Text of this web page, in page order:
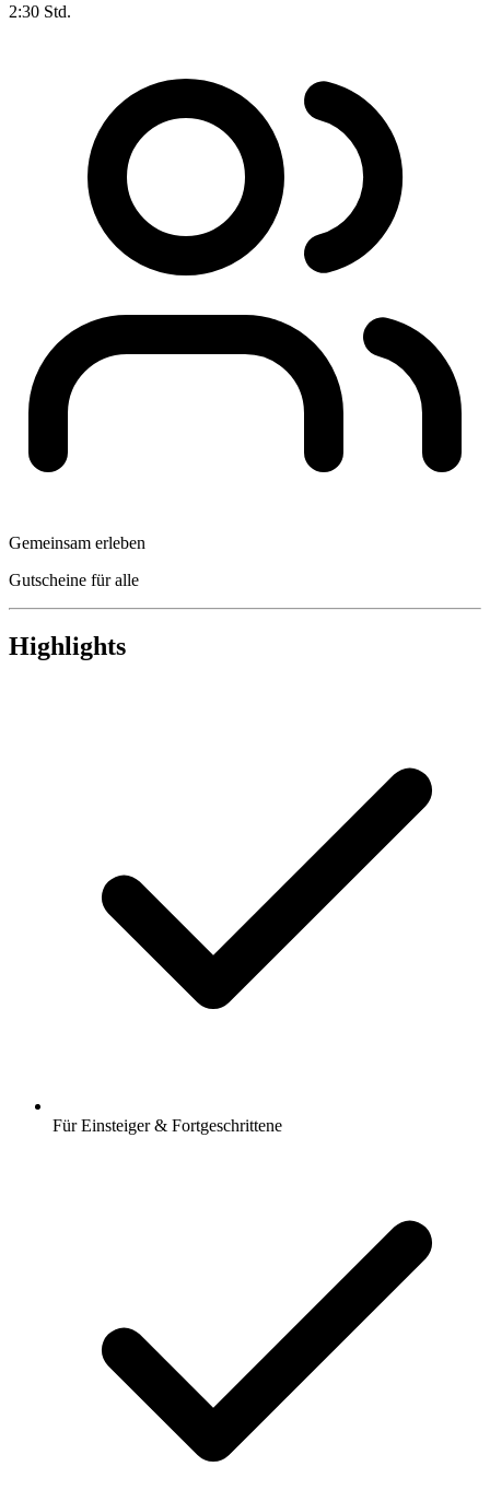
2:30 Std.
Gemeinsam erleben
Gutscheine für alle
Highlights
Für Einsteiger & Fortgeschrittene